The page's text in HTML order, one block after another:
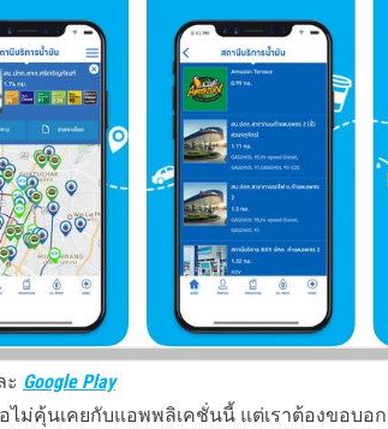
Google Play
ม่คุ้นเคยกับแอพพลิเคชั่นนี้ แต่เราต้องขอบอ